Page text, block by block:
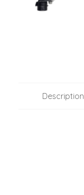
Description